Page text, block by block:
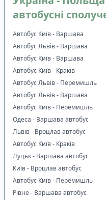
Основне, що впливає
✅Можна обрати
Можна з
Дитяче крісло
🚍Тип транспорту:
🚌
🚐VIP мікроавтобус
👑Додатковий
☕Комфорт у дорозі
🛌Пледи
🚽Туалет
🍵Кава / чай /
🥤Безкоштовні напої
автобусні
Автобус Київ - Варшава
Автобус Львів - Варшава
Автобус Київ - Варшава
Автобус Київ - Краків
Автобус Львів - Перемишль
Автобус Львів - Варшава
Автобус Київ - Перемишль
Одеса - Варшава автобус
Львів - Вроцлав автобус
Автобус Київ - Краків
Луцьк - Варшава автобус
Київ - Вроцлав автобус
Автобус Київ - Перемишль
Рівне - Варшава автобус